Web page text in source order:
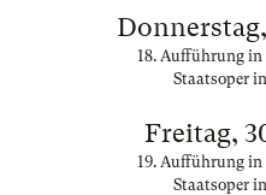
18. Aufführung in
Staatsoper
Freitag,
19. Aufführung in
Staatsoper